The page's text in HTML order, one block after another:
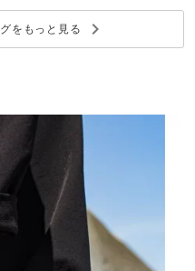
をもっと見る keyboard_arrow_right